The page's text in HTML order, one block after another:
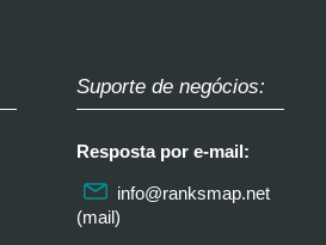
Suporte de negócios:
Resposta por e-mail:
info@ranksmap.net
(mail)